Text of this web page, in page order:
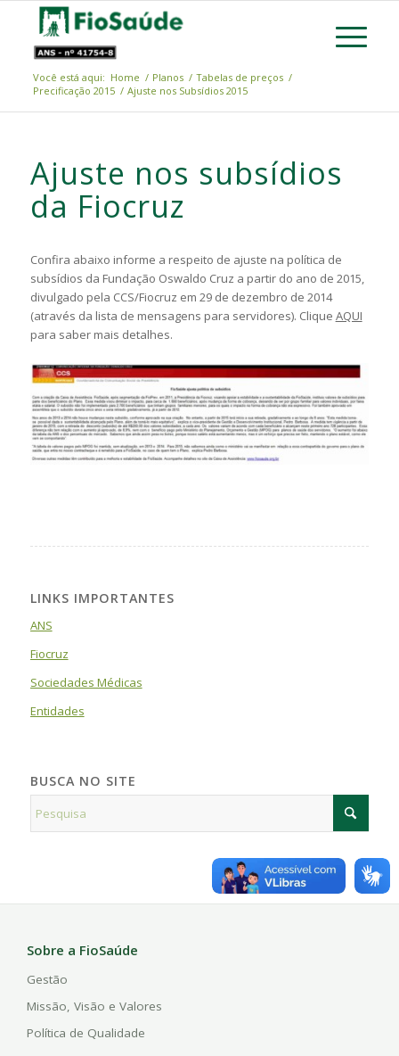
Você está aqui: Home / Planos / Tabelas de preços /
Precificação 2015 / Ajuste nos Subsídios 2015
Ajuste nos subsídios
da Fiocruz
Confira abaixo informe a respeito de ajuste na política de
subsídios da Fundação Oswaldo Cruz a partir do ano de 2015,
divulgado pela CCS/Fiocruz em 29 de dezembro de 2014
(através da lista de mensagens para servidores). Clique AQUI
para saber mais detalhes.
LINKS IMPORTANTES
ANS
Fiocruz
Sociedades Médicas
Entidades
BUSCA NO SITE
Sobre a FioSaúde
Gestão
Missão, Visão e Valores
Política de Qualidade